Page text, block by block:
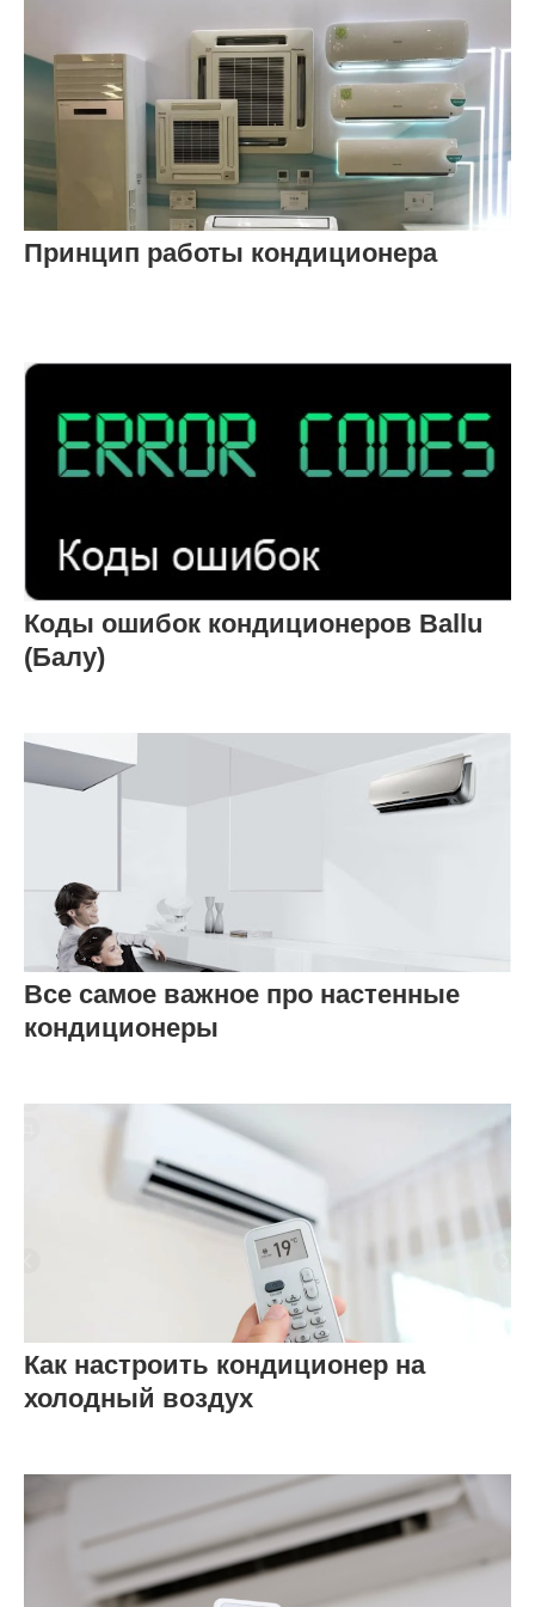
Принцип работы кондиционера
Коды ошибок кондиционеров Ballu
(Балу)
Все самое важное про настенные
кондиционеры
Как настроить кондиционер на
холодный воздух